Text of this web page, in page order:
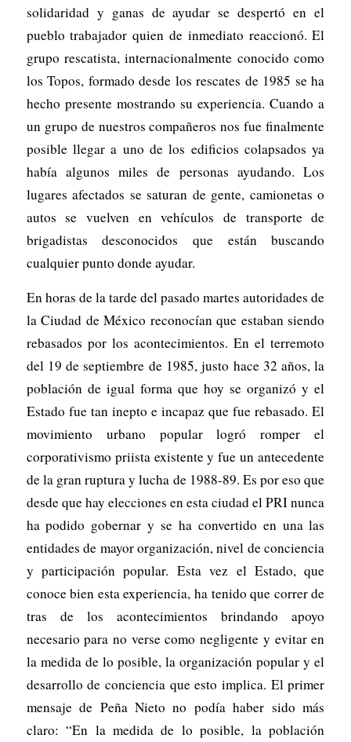
solidaridad y ganas de ayudar se despertó en el
pueblo trabajador quien de inmediato reaccionó. El
grupo rescatista, internacionalmente conocido como
los Topos, formado desde los rescates de 1985 se ha
hecho presente mostrando su experiencia. Cuando a
un grupo de nuestros compañeros nos fue finalmente
posible llegar a uno de los edificios colapsados ya
había algunos miles de personas ayudando. Los
lugares afectados se saturan de gente, camionetas o
autos se vuelven en vehículos de transporte de
brigadistas desconocidos que están buscando
cualquier punto donde ayudar.
En horas de la tarde del pasado martes autoridades de
la Ciudad de México reconocían que estaban siendo
rebasados por los acontecimientos. En el terremoto
del 19 de septiembre de 1985, justo hace 32 años, la
población de igual forma que hoy se organizó y el
Estado fue tan inepto e incapaz que fue rebasado. El
movimiento urbano popular logró romper el
corporativismo priista existente y fue un antecedente
de la gran ruptura y lucha de 1988-89. Es por eso que
desde que hay elecciones en esta ciudad el PRI nunca
ha podido gobernar y se ha convertido en una las
entidades de mayor organización, nivel de conciencia
y participación popular. Esta vez el Estado, que
conoce bien esta experiencia, ha tenido que correr de
tras de los acontecimientos brindando apoyo
necesario para no verse como negligente y evitar en
la medida de lo posible, la organización popular y el
desarrollo de conciencia que esto implica. El primer
mensaje de Peña Nieto no podía haber sido más
claro: “En la medida de lo posible, la población